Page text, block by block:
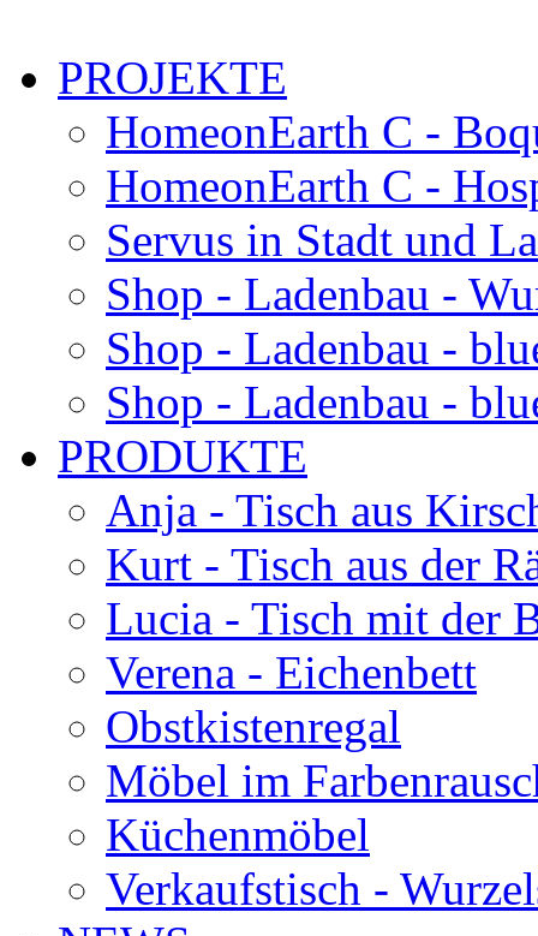
PROJEKTE
HomeonEarth C -
HomeonEarth C -
Servus in Stadt und
Shop - Ladenbau -
Shop - Ladenbau -
Shop - Ladenbau -
PRODUKTE
Anja - Tisch aus
Kurt - Tisch aus der
Lucia - Tisch mit der
Verena - Eichenbett
Obstkistenregal
Möbel im
Küchenmöbel
Verkaufstisch -